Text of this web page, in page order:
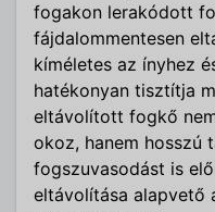
fogakon lerakódott
fájdalommentesen
kíméletes az ínyhez
hatékonyan tisztítja
eltávolított fogkő
okoz, hanem hosszú
fogszuvasodást is
eltávolítása alapvető